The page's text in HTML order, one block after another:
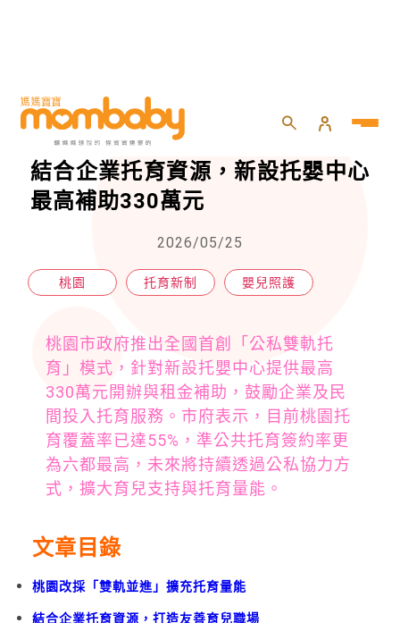
HOME 嬰兒 嬰兒照護
桃園首創「公私雙軌托育」模式！
結合企業托育資源，新設托嬰中心
最高補助330萬元
2026/05/25
桃園 托育新制 嬰兒照護
桃園市政府推出全國首創「公私雙軌托
育」模式，針對新設托嬰中心提供最高
330萬元開辦與租金補助，鼓勵企業及民
間投入托育服務。市府表示，目前桃園托
育覆蓋率已達55%，準公共托育簽約率更
為六都最高，未來將持續透過公私協力方
式，擴大育兒支持與托育量能。
文章目錄
桃園改採「雙軌並進」擴充托育量能
結合企業托育資源，打造友善育兒職場